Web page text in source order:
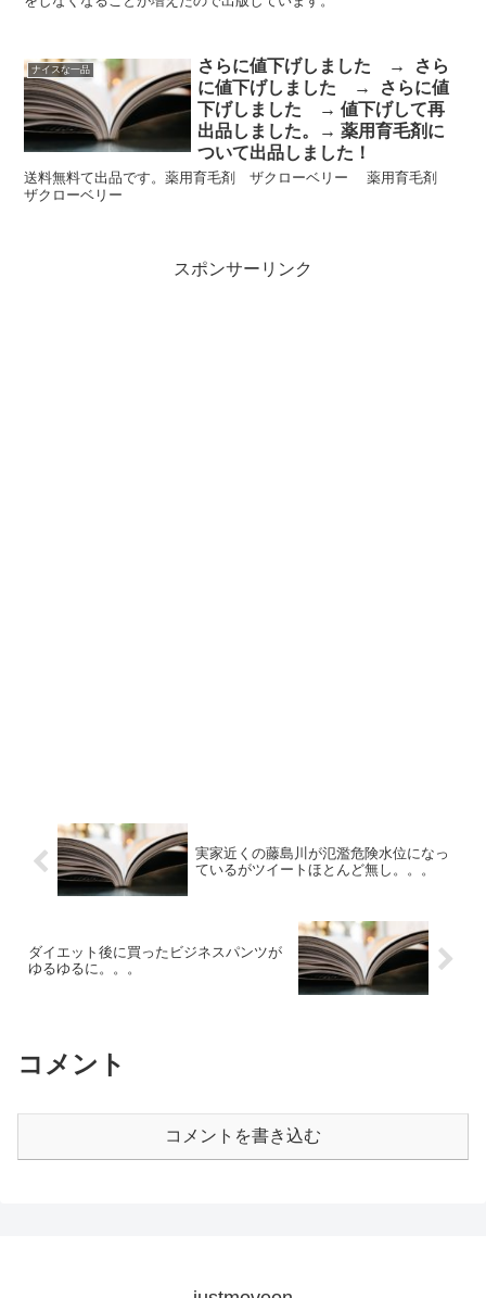
ナイスな一品
さらに値下げしました → さら
に値下げしました → さらに値
下げしました → 値下げして再
出品しました。→ 薬用育毛剤に
ついて出品しました！
送料無料て出品です。薬用育毛剤 ザクローベリー 薬用育毛剤
ザクローベリー
スポンサーリンク
実家近くの藤島川が氾濫危険水位になっ
ているがツイートほとんど無し。。。
ダイエット後に買ったビジネスパンツが
ゆるゆるに。。。
コメント
コメントを書き込む